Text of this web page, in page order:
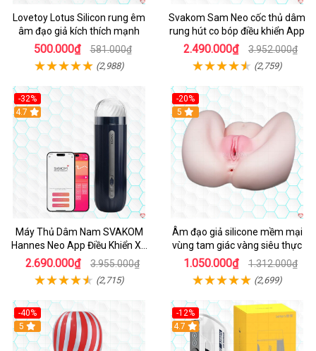
Lovetoy Lotus Silicon rung êm
âm đạo giả kích thích mạnh
500.000₫ 581.000₫
(2,988)
Svakom Sam Neo cốc thủ dâm
rung hút co bóp điều khiển App
2.490.000₫ 3.952.000₫
(2,759)
-32%
Hot
4.7
Máy Thủ Dâm Nam SVAKOM
Hannes Neo App Điều Khiển Xa
Cao Cấp
2.690.000₫ 3.955.000₫
(2,715)
-20%
Hot
5
Âm đạo giả silicone mềm mại
vùng tam giác vàng siêu thực
1.050.000₫ 1.312.000₫
(2,699)
-40%
Hot
5
-12%
Hot
4.7